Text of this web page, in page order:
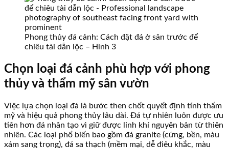
Phong thủy đá cảnh: Cách đặt đá ở sân trước để
chiêu tài dẫn lộc – Hình 3
Chọn loại đá cảnh phù hợp với phong
thủy và thẩm mỹ sân vườn
Việc lựa chọn loại đá là bước then chốt quyết định tính thẩm
mỹ và hiệu quả phong thủy lâu dài. Đá tự nhiên luôn được ưu
tiên hơn đá nhân tạo vì giữ được linh khí nguyên bản từ thiên
nhiên. Các loại phổ biến bao gồm đá granite (cứng, bền, màu
xám sang trọng), đá sa thạch (mềm mại, dễ điêu khắc, màu